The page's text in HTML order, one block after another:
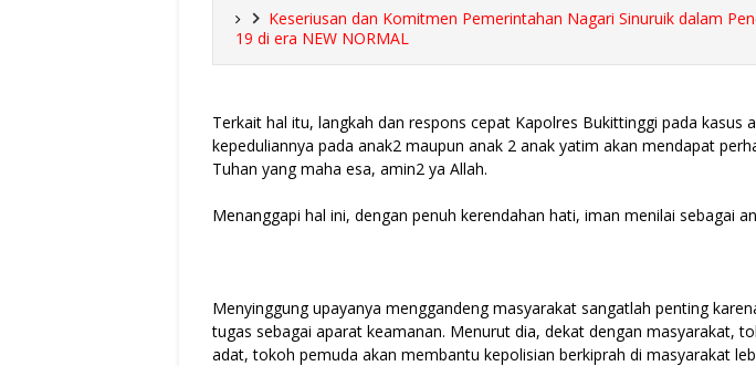
Keseriusan dan Komitmen Pemerintahan Nagari Sinuruik dalam
19 di era NEW NORMAL
Terkait hal itu, langkah dan respons cepat Kapolres Bukittinggi pada kasus
kepeduliannya pada anak2 maupun anak 2 anak yatim akan mendapat
Tuhan yang maha esa, amin2 ya Allah.
Menanggapi hal ini, dengan penuh kerendahan hati, iman menilai sebagai
Menyinggung upayanya menggandeng masyarakat sangatlah penting
tugas sebagai aparat keamanan. Menurut dia, dekat dengan masyarakat,
adat, tokoh pemuda akan membantu kepolisian berkiprah di masyarakat